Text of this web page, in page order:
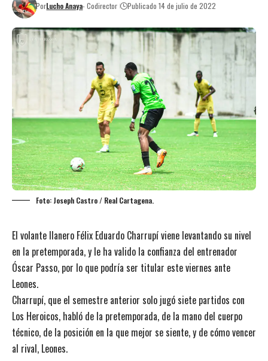
PorLucho Anaya- Codirector Publicado 14 de julio de 2022
Foto: Joseph Castro / Real Cartagena.
El volante llanero Félix Eduardo Charrupí viene levantando su nivel
en la pretemporada, y le ha valido la confianza del entrenador
Óscar Passo, por lo que podría ser titular este viernes ante
Leones.
Charrupí, que el semestre anterior solo jugó siete partidos con
Los Heroicos, habló de la pretemporada, de la mano del cuerpo
técnico, de la posición en la que mejor se siente, y de cómo vencer
al rival, Leones.